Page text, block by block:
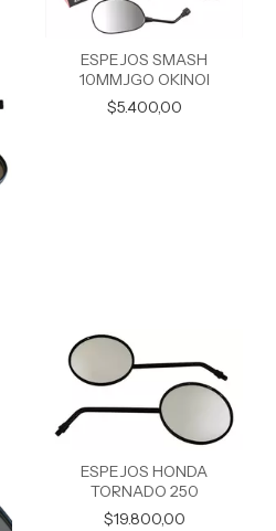
ESPEJOS SMASH
10MMJGO OKINOI
$5.400,00
ESPEJOS HONDA
TORNADO 250
$19.800,00